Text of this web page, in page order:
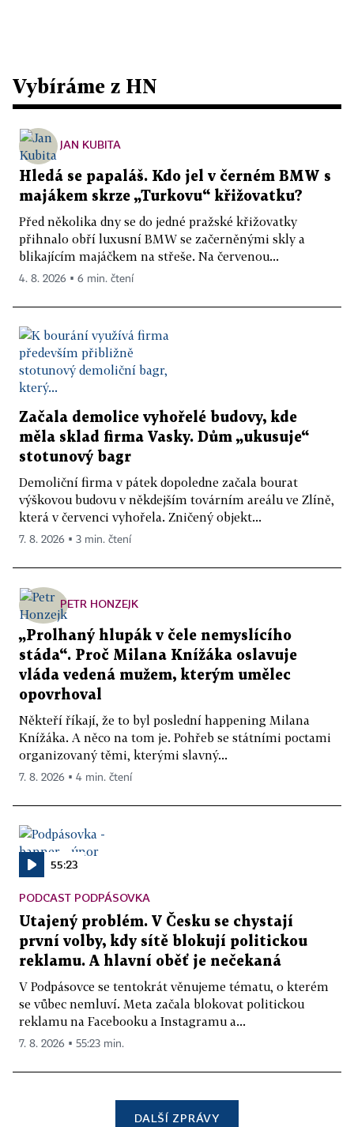
Vybíráme z HN
JAN KUBITA
Hledá se papaláš. Kdo jel v černém BMW s
majákem skrze „Turkovu“ křižovatku?
Před několika dny se do jedné pražské křižovatky
přihnalo obří luxusní BMW se začerněnými skly a
blikajícím majáčkem na střeše. Na červenou...
4. 8. 2026 ▪ 6 min. čtení
Začala demolice vyhořelé budovy, kde
měla sklad firma Vasky. Dům „ukusuje“
stotunový bagr
Demoliční firma v pátek dopoledne začala bourat
výškovou budovu v někdejším továrním areálu ve Zlíně,
která v červenci vyhořela. Zničený objekt...
7. 8. 2026 ▪ 3 min. čtení
PETR HONZEJK
„Prolhaný hlupák v čele nemyslícího
stáda“. Proč Milana Knížáka oslavuje
vláda vedená mužem, kterým umělec
opovrhoval
Někteří říkají, že to byl poslední happening Milana
Knížáka. A něco na tom je. Pohřeb se státními poctami
organizovaný těmi, kterými slavný...
7. 8. 2026 ▪ 4 min. čtení
55:23
PODCAST PODPÁSOVKA
Utajený problém. V Česku se chystají
první volby, kdy sítě blokují politickou
reklamu. A hlavní oběť je nečekaná
V Podpásovce se tentokrát věnujeme tématu, o kterém
se vůbec nemluví. Meta začala blokovat politickou
reklamu na Facebooku a Instagramu a...
7. 8. 2026 ▪ 55:23 min.
DALŠÍ ZPRÁVY